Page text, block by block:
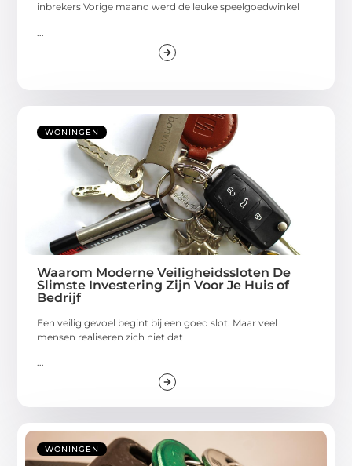
inbrekers Vorige maand werd de leuke speelgoedwinkel
WONINGEN
Waarom Moderne Veiligheidssloten De
Slimste Investering Zijn Voor Je Huis of
Bedrijf
Een veilig gevoel begint bij een goed slot. Maar veel
mensen realiseren zich niet dat
WONINGEN